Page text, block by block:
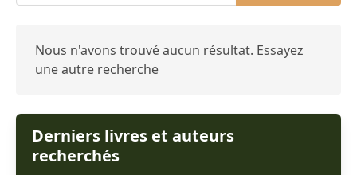
Nous n'avons trouvé aucun résultat. Essayez
une autre recherche
Derniers livres et auteurs
recherchés